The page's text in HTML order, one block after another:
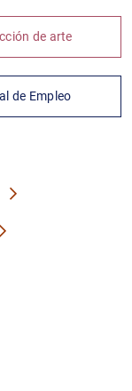
de arte
de Empleo